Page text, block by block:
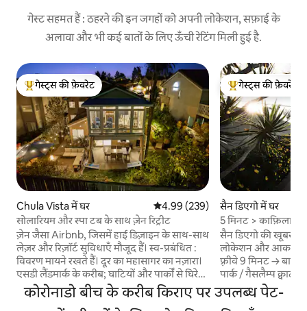
गेस्ट सहमत हैं : ठहरने की इन जगहों को अपनी लोकेशन, सफ़ाई के
अलावा और भी कई बातों के लिए ऊँची रेटिंग मिली हुई है.
गेस्ट्स का टॉप फ़ेवरेट
गेस्ट्स की फ़ेवरेट
Chula Vista में घर औसत रेटिंग 5 में से 4.99, 239 समीक्षाएँ
4.99 (239)
सोलारियम और स्पा टब के साथ ज़ेन रिट्रीट
ज़ेन जैसा Airbnb, जिसमें हाई डिज़ाइन के साथ-साथ
लेज़र और रिज़ॉर्ट सुविधाएँ मौजूद हैं। स्व-प्रबंधित :
विवरण मायने रखते हैं। दूर का महासागर का नज़ारा।
एसडी लैंडमार्क के करीब; घाटियों और पार्कों से घिरे
एक शांत पड़ोस के भीतर। एक खुशनुमा पलायन।
एक ऐसा डिज़ाइन जो एक अनोखे अनुभव को
गेस्ट्स का टॉप फ़ेवरेट
गेस्ट्स की फ़ेवरेट
सैन डिएगो में घर
5 मिनट > काफ़िला |
सैन डिएगो की
लोकेशन और आकर्षक घर पर करें
फ़्रीवे 9 मिनट →
पार्क / गैसलैम्प क्वार्टर
मिनट → ला होया
मिडवे म्यूज़ियम 18
कोरोनाडो बीच के करीब किराए पर उपलब्ध पेट-